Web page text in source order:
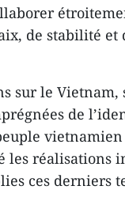
de stabilité et
sur le Vietnam,
de
vietnamien
réalisations
ces derniers